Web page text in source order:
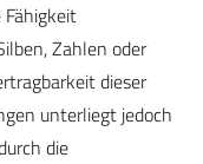
Fähigkeit
Zahlen oder
dieser
unterliegt jedoch
die